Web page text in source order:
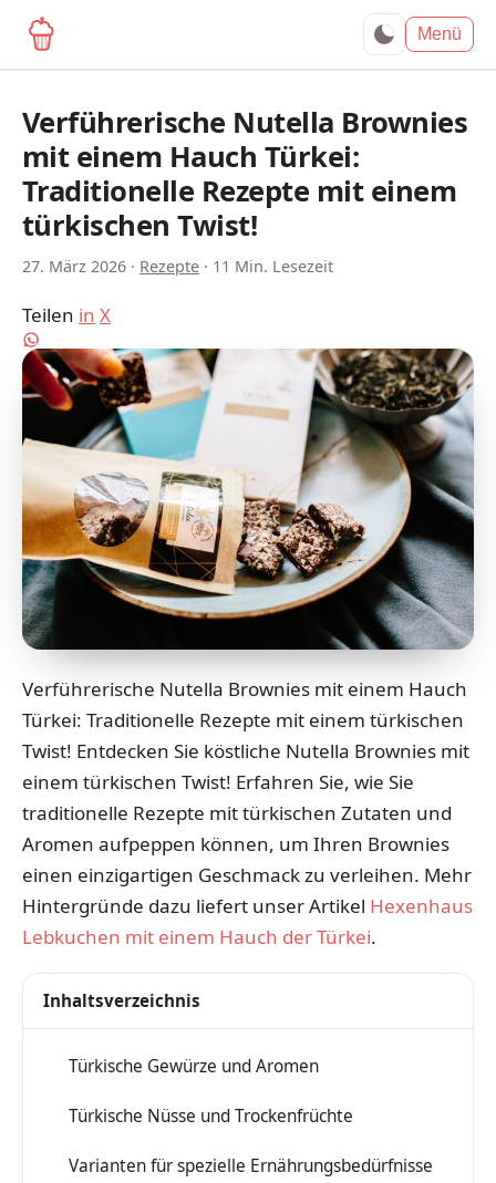
Menü
Verführerische Nutella Brownies
mit einem Hauch Türkei:
Traditionelle Rezepte mit einem
türkischen Twist!
27. März 2026 · Rezepte · 11 Min. Lesezeit
Teilen in X
Verführerische Nutella Brownies mit einem Hauch
Türkei: Traditionelle Rezepte mit einem türkischen
Twist! Entdecken Sie köstliche Nutella Brownies mit
einem türkischen Twist! Erfahren Sie, wie Sie
traditionelle Rezepte mit türkischen Zutaten und
Aromen aufpeppen können, um Ihren Brownies
einen einzigartigen Geschmack zu verleihen. Mehr
Hintergründe dazu liefert unser Artikel Hexenhaus
Lebkuchen mit einem Hauch der Türkei.
Inhaltsverzeichnis
Türkische Gewürze und Aromen
Türkische Nüsse und Trockenfrüchte
Varianten für spezielle Ernährungsbedürfnisse